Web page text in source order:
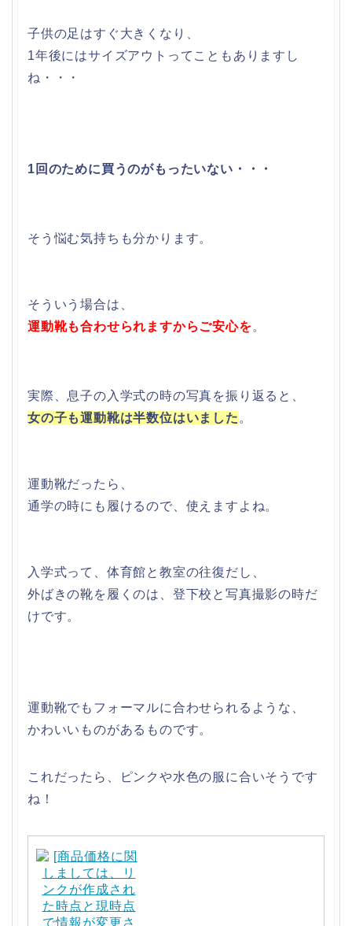
子供の足はすぐ大きくなり、
1年後にはサイズアウトってこともありますし
ね・・・
1回のために買うのがもったいない・・・
そう悩む気持ちも分かります。
そういう場合は、
運動靴も合わせられますからご安心を。
実際、息子の入学式の時の写真を振り返ると、
女の子も運動靴は半数位はいました 。
運動靴だったら、
通学の時にも履けるので、使えますよね。
入学式って、体育館と教室の往復だし、
外ばきの靴を履くのは、登下校と写真撮影の時だ
けです。
運動靴でもフォーマルに合わせられるような、
かわいいものがあるものです。
これだったら、ピンクや水色の服に合いそうです
ね！